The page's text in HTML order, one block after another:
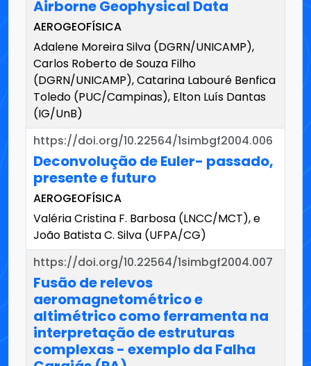
Airborne Geophysical Data
AEROGEOFÍSICA
Adalene Moreira Silva (DGRN/UNICAMP),
Carlos Roberto de Souza Filho
(DGRN/UNICAMP), Catarina Labouré Benfica
Toledo (PUC/Campinas), Elton Luís Dantas
(IG/UnB)
https://doi.org/10.22564/1simbgf2004.006
Deconvolução de Euler- passado,
presente e futuro
AEROGEOFÍSICA
Valéria Cristina F. Barbosa (LNCC/MCT), e
João Batista C. Silva (UFPA/CG)
https://doi.org/10.22564/1simbgf2004.007
Fusão de relevos
aeromagnetométrico e
altimétrico como ferramenta na
interpretação de estruturas
complexas - exemplo da Falha